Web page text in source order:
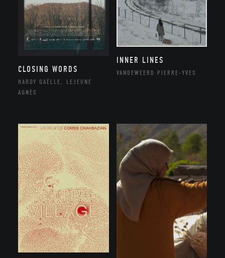
CLOSING WORDS
HARDY GAËLLE, LEJEUNE
AGNÈS
INNER LINES
VANDEWEERD PIERRE-YVES